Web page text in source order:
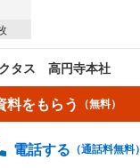
タス 高円寺本社
料をもらう （無料）
電話する （通話料無料）